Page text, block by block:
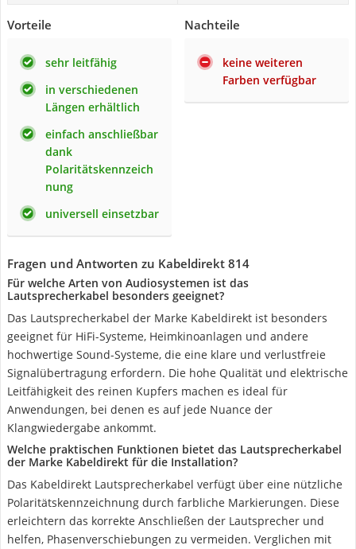
Vorteile
sehr leitfähig
in verschiedenen
Längen erhältlich
einfach anschließbar
dank
Polaritätskennzeich
nung
universell einsetzbar
Nachteile
keine weiteren
Farben verfügbar
Fragen und Antworten zu Kabeldirekt 814
Für welche Arten von Audiosystemen ist das
Lautsprecherkabel besonders geeignet?
Das Lautsprecherkabel der Marke Kabeldirekt ist besonders
geeignet für HiFi-Systeme, Heimkinoanlagen und andere
hochwertige Sound-Systeme, die eine klare und verlustfreie
Signalübertragung erfordern. Die hohe Qualität und elektrische
Leitfähigkeit des reinen Kupfers machen es ideal für
Anwendungen, bei denen es auf jede Nuance der
Klangwiedergabe ankommt.
Welche praktischen Funktionen bietet das Lautsprecherkabel
der Marke Kabeldirekt für die Installation?
Das Kabeldirekt Lautsprecherkabel verfügt über eine nützliche
Polaritätskennzeichnung durch farbliche Markierungen. Diese
erleichtern das korrekte Anschließen der Lautsprecher und
helfen, Phasenverschiebungen zu vermeiden. Verglichen mit